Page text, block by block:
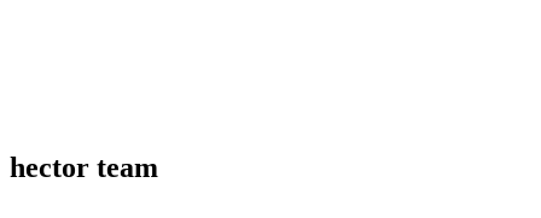
hector team